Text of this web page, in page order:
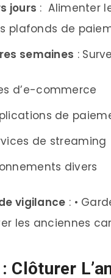
jours : Alimenter
plafonds de
semaines :
d’e-commerce
de
de streaming
divers
vigilance : •
les anciennes
Clôturer